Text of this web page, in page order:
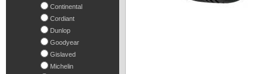
Continental
Cordiant
Dunlop
Goodyear
Gislaved
Michelin